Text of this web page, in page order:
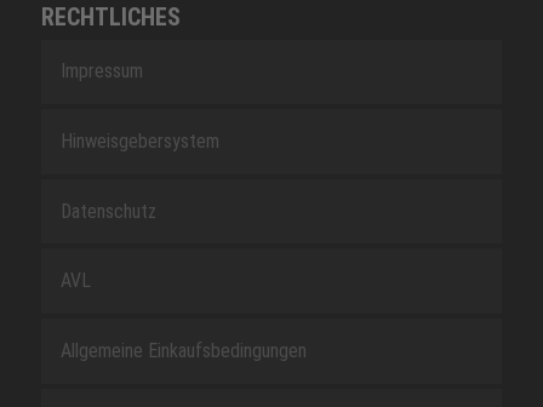
RECHTLICHES
Impressum
Hinweisgebersystem
Datenschutz
AVL
Allgemeine Einkaufsbedingungen